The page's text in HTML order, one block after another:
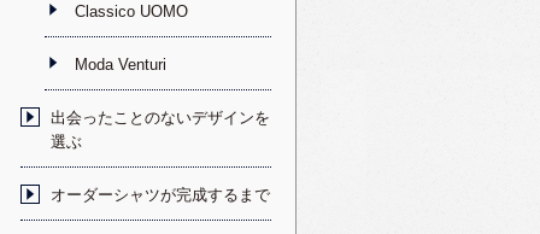
Classico UOMO
Moda Venturi
出会ったことのないデザインを
選ぶ
オーダーシャツが完成するまで